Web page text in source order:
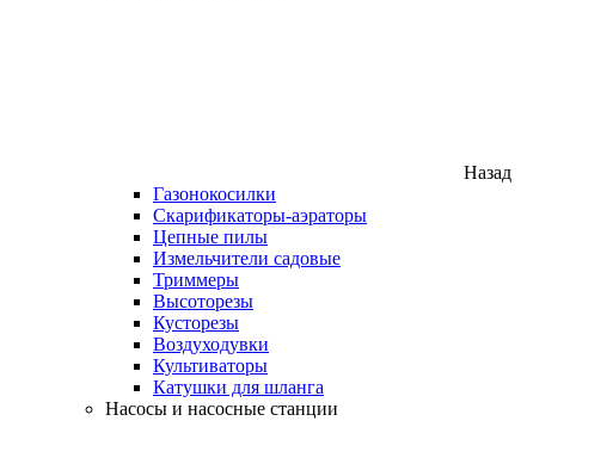
Назад
Газонокосилки
Скарификаторы-аэраторы
Цепные пилы
Измельчители садовые
Триммеры
Высоторезы
Кусторезы
Воздуходувки
Культиваторы
Катушки для шланга
Насосы и насосные станции